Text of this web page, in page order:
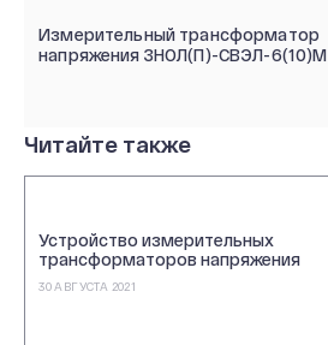
Измерительный трансформатор
напряжения ЗНОЛ(П)-СВЭЛ-6(10)М
Читайте также
Устройство измерительных
трансформаторов напряжения
30 АВГУСТА 2021